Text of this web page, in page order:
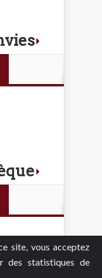
site, vous acceptez
des statistiques de